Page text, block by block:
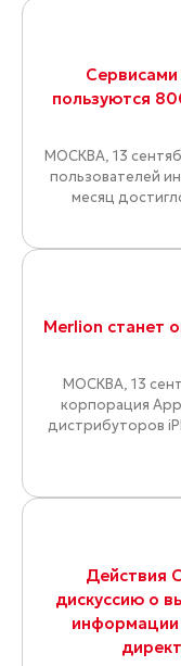
пользуются
МОСКВА, 13
пользователей
месяц
Merlion станет
МОСКВА, 13
корпорация
дистрибуторов
Действия
дискуссию о